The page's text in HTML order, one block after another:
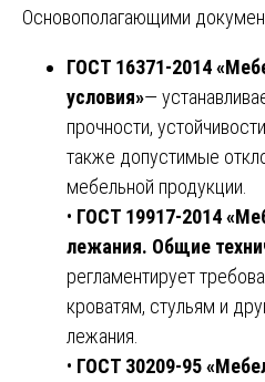
Основополагающими
ГОСТ 16371-2014
условия»—
прочности,
также допустимые
мебельной продукции.
• ГОСТ 19917-2014
лежания. Общие
регламентирует
кроватям, стульям и
лежания.
• ГОСТ 30209-95